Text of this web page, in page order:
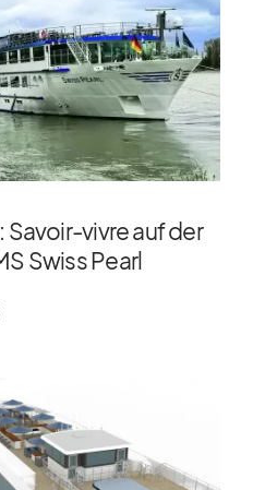
Savoir-vivre auf der
Swiss Pearl